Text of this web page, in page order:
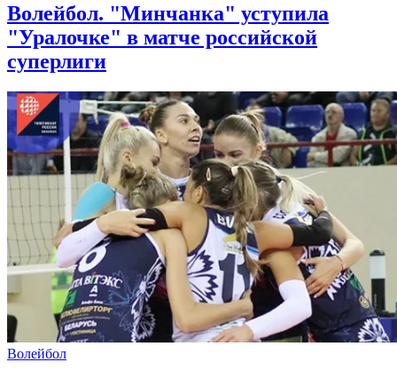
Волейбол. "Минчанка" уступила
"Уралочке" в матче российской
суперлиги
Волейбол